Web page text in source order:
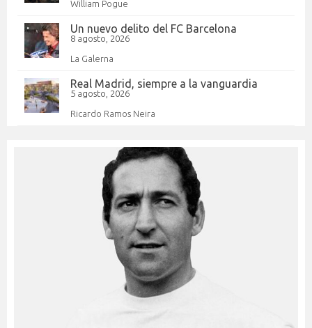
William Pogue
Un nuevo delito del FC Barcelona
8 agosto, 2026
La Galerna
Real Madrid, siempre a la vanguardia
5 agosto, 2026
Ricardo Ramos Neira